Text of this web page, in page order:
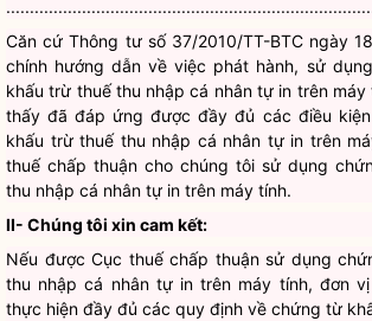
Căn cứThông tư số 37/2010/TT-BTC ngày
chính hướng dẫn về việc phát hành, sử
khấu trừ thuế thu nhập cá nhân tự in trên máy
thấy đã đáp ứng được đầy đủ các điều
khấu trừ thuế thu nhập cá nhân tự in trên
thuế chấp thuận cho chúng tôi sử dụng
thu nhập cá nhân tự in trên máy tính.
II- Chúng tôi xin cam kết:
Nếu được Cục thuế chấp thuậnsử dụng
thu nhập cá nhân tự in trên máy tính, đơn
thực hiện đầy đủ các quy định về chứng từ